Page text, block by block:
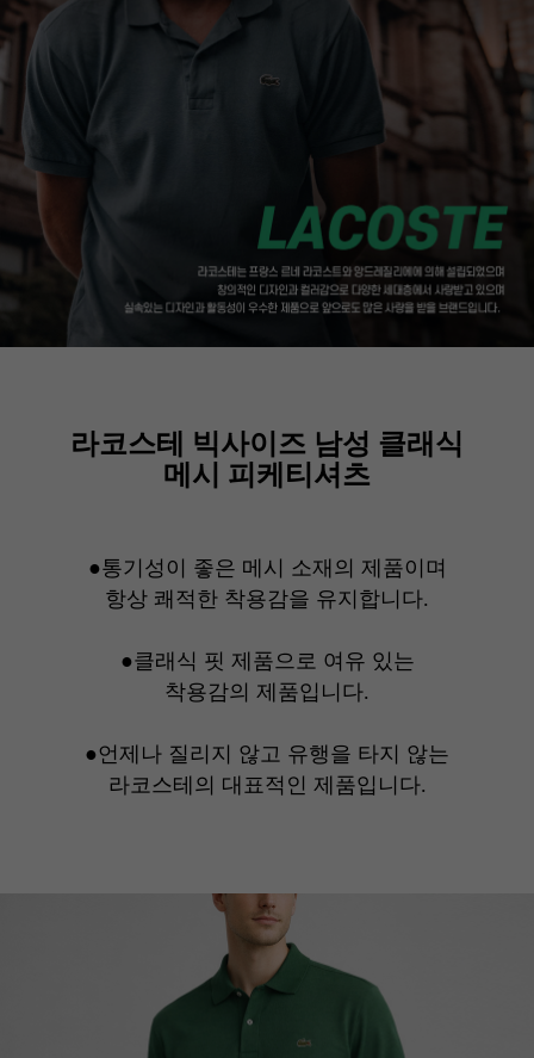
라코스테 빅사이즈 남성 클래식
메시 피케티셔츠
●통기성이 좋은 메시 소재의 제품이며
항상 쾌적한 착용감을 유지합니다.
●클래식 핏 제품으로 여유 있는
착용감의 제품입니다.
●언제나 질리지 않고 유행을 타지 않는
라코스테의 대표적인 제품입니다.